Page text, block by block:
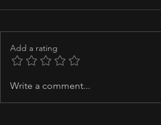
Add a rating
Write a comment...